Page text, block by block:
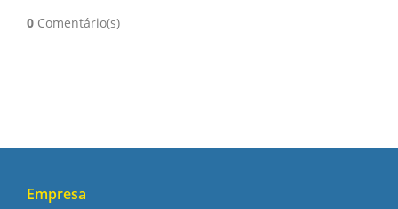
0 Comentário(s)
Empresa